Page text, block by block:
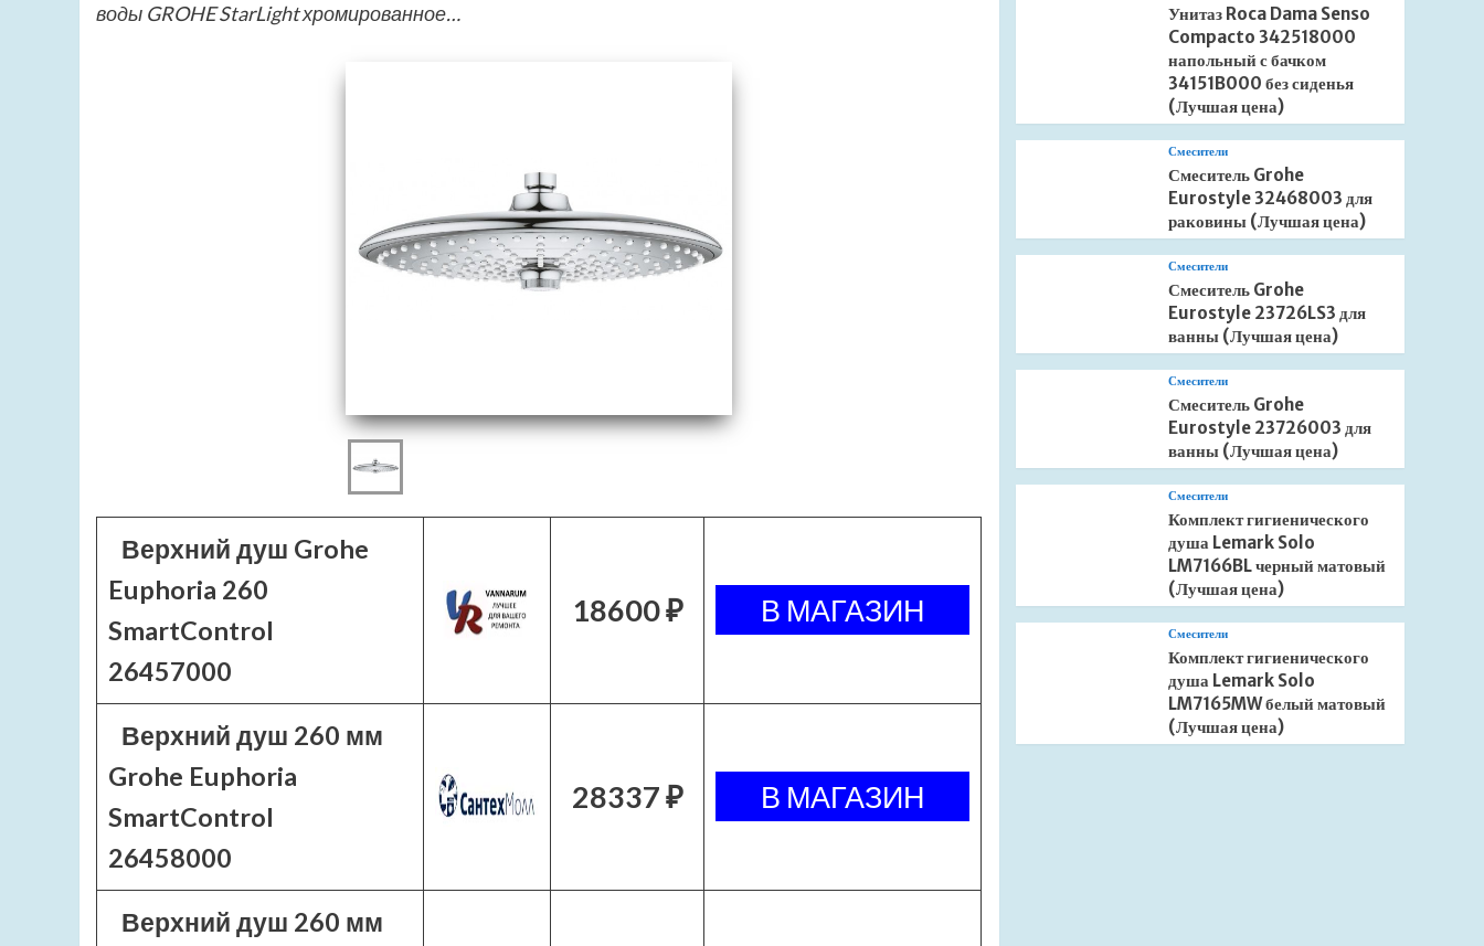
воды GROHE StarLight хромированное…
Верхний душ Grohe
Euphoria 260
SmartControl
26457000
18600 ₽
Верхний душ 260 мм
Grohe Euphoria
SmartControl
26458000
28337 ₽
Верхний душ 260 мм
Унитаз Roca Dama Senso
Compacto 342518000
напольный с бачком
34151B000 без сиденья
(Лучшая цена)
Смесители
Смеситель Grohe
Eurostyle 32468003 для
раковины (Лучшая цена)
Смесители
Смеситель Grohe
Eurostyle 23726LS3 для
ванны (Лучшая цена)
Смесители
Смеситель Grohe
Eurostyle 23726003 для
ванны (Лучшая цена)
Смесители
Комплект гигиенического
душа Lemark Solo
LM7166BL черный матовый
(Лучшая цена)
Смесители
Комплект гигиенического
душа Lemark Solo
LM7165MW белый матовый
(Лучшая цена)